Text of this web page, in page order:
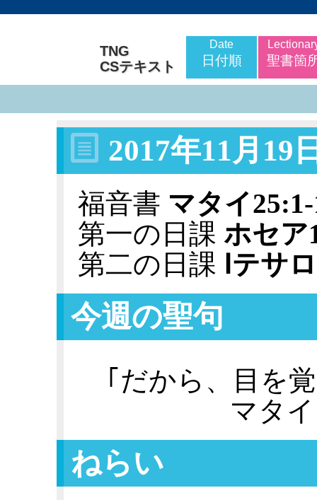
TNG
CSテキスト
Date
日付順 聖書箇
2017年11月19
福音書 マタイ
第一の日課 ホセア
第二の日課 Ⅰテサ
今週の聖句
｢だから、目を
マタ
ねらい